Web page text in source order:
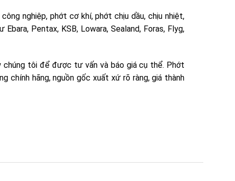
nghiệp, phớt cơ khí, phớt chịu dầu, chịu nhiệt,
Pentax, KSB, Lowara, Sealand, Foras, Flyg,
chúng tôi để được tư vấn và báo giá cụ thể. Phớt
chính hãng, nguồn gốc xuất xứ rõ ràng, giá thành